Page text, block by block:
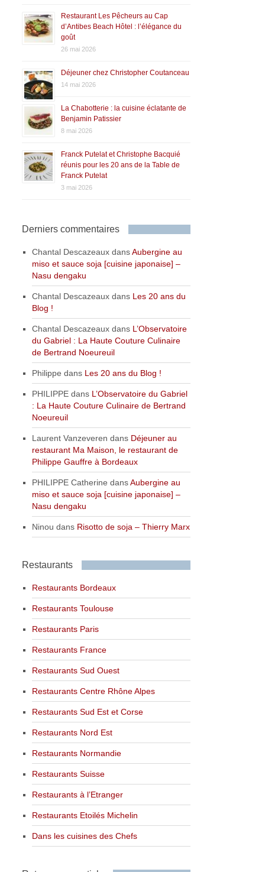
Restaurant Les Pêcheurs au Cap
d’Antibes Beach Hôtel : l’élégance du
goût
26 mai 2026
Déjeuner chez Christopher Coutanceau
14 mai 2026
La Chabotterie : la cuisine éclatante de
Benjamin Patissier
8 mai 2026
Franck Putelat et Christophe Bacquié
réunis pour les 20 ans de la Table de
Franck Putelat
3 mai 2026
Derniers commentaires
Chantal Descazeaux dansAubergine au
miso et sauce soja [cuisine japonaise] –
Nasu dengaku
Chantal Descazeaux dans Les 20 ans du
Blog !
Chantal Descazeaux dans L’Observatoire
du Gabriel : La Haute Couture Culinaire
de Bertrand Noeureuil
Philippe dans Les 20 ans du Blog !
PHILIPPE dans L’Observatoire du Gabriel
: La Haute Couture Culinaire de Bertrand
Noeureuil
Laurent Vanzeveren dans Déjeuner au
restaurant Ma Maison, le restaurant de
Philippe Gauffre à Bordeaux
PHILIPPE Catherine dansAubergine au
miso et sauce soja [cuisine japonaise] –
Nasu dengaku
Ninou dans Risotto de soja – Thierry Marx
Restaurants
Restaurants Bordeaux
Restaurants Toulouse
Restaurants Paris
Restaurants France
Restaurants Sud Ouest
Restaurants Centre Rhône Alpes
Restaurants Sud Est et Corse
Restaurants Nord Est
Restaurants Normandie
Restaurants Suisse
Restaurants à l’Etranger
Restaurants Etoilés Michelin
Dans les cuisines des Chefs